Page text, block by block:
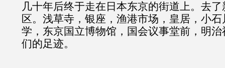
几十年后终于走在日本东京的街道上。去
区。浅草寺，银座，渔港市场，皇居，小
学，东京国立博物馆，国会议事堂前，明
们的足迹。